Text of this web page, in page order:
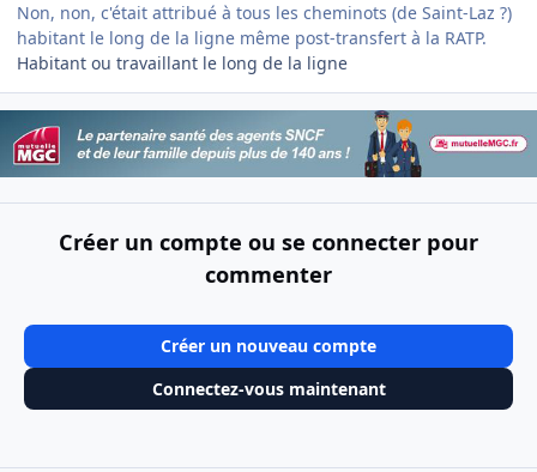
Non, non, c'était attribué à tous les cheminots (de Saint-Laz ?)
habitant le long de la ligne même post-transfert à la RATP.
Habitant ou travaillant le long de la ligne
Créer un compte ou se connecter pour
commenter
Créer un nouveau compte
Connectez-vous maintenant